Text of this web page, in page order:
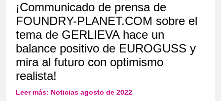
¡Communicado de prensa de
FOUNDRY-PLANET.COM sobre el
tema de GERLIEVA hace un
balance positivo de EUROGUSS y
mira al futuro con optimismo
realista!
Leer más: Noticias agosto de 2022